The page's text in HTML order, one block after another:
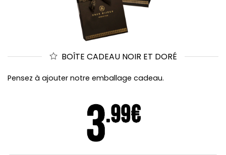
BOÎTE CADEAU NOIR ET DORÉ
Pensez à ajouter notre emballage cadeau.